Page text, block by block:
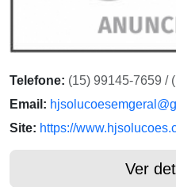
Telefone: (15) 99145-7659 /
Email:
Site: https://
Ver